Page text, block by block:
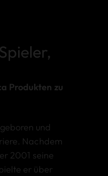
Produkten zu
und
Nachdem
2001 seine
er über